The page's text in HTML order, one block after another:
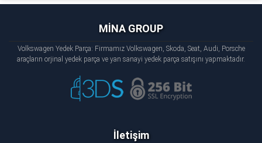
MİNA GROUP
Volkswagen Yedek Parça: Firmamız Volkswagen, Skoda, Seat, Audi, Porsche
araçların orjinal yedek parça ve yan sanayi yedek parça satışını yapmaktadır.
İletişim